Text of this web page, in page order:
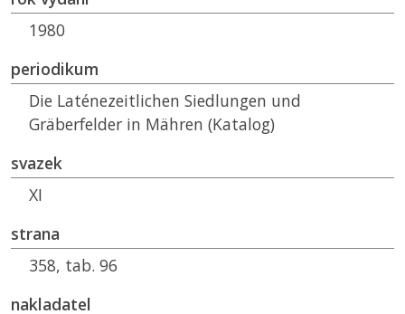
1980
periodikum
Die Laténezeitlichen Siedlungen und
Gräberfelder in Mähren (Katalog)
svazek
XI
strana
358, tab. 96
nakladatel